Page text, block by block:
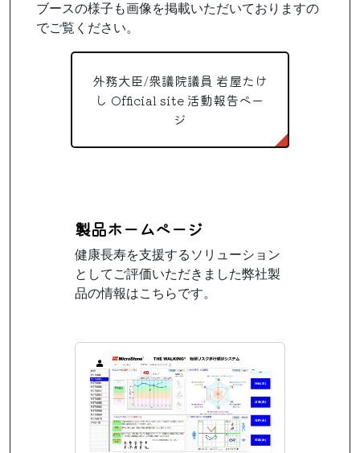
ブースの様子も画像を掲載いただいておりますの
でご覧ください。
外務大臣/衆議院議員 岩屋たけ
し Official site 活動報告ペー
ジ
製品ホームページ
健康長寿を支援するソリューション
としてご評価いただきました弊社製
品の情報はこちらです。